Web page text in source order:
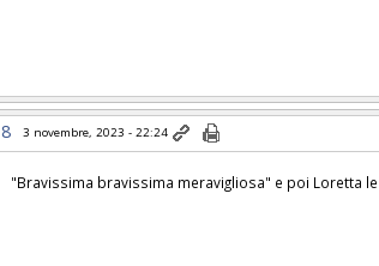
8 3 novembre, 2023 - 22:24
"Bravissima bravissima meravigliosa" e poi Loretta